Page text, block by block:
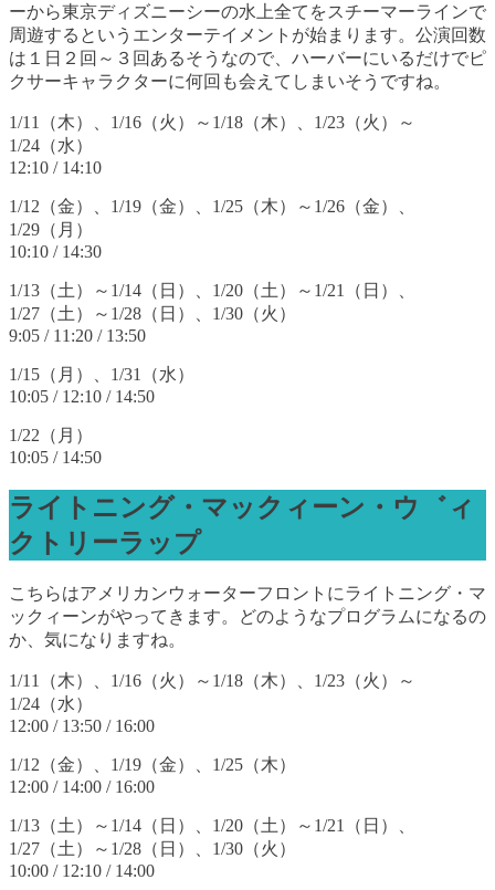
ーから東京ディズニーシーの水上全てをスチーマーラインで
周遊するというエンターテイメントが始まります。公演回数
は１日２回～３回あるそうなので、ハーバーにいるだけでピ
クサーキャラクターに何回も会えてしまいそうですね。
1/11（木）、1/16（火）～1/18（木）、1/23（火）～
1/24（水）
12:10 / 14:10
1/12（金）、1/19（金）、1/25（木）～1/26（金）、
1/29（月）
10:10 / 14:30
1/13（土）～1/14（日）、1/20（土）～1/21（日）、
1/27（土）～1/28（日）、1/30（火）
9:05 / 11:20 / 13:50
1/15（月）、1/31（水）
10:05 / 12:10 / 14:50
1/22（月）
10:05 / 14:50
ライトニング・マックィーン・ウ゛ィ
クトリーラップ
こちらはアメリカンウォーターフロントにライトニング・マ
ックィーンがやってきます。どのようなプログラムになるの
か、気になりますね。
1/11（木）、1/16（火）～1/18（木）、1/23（火）～
1/24（水）
12:00 / 13:50 / 16:00
1/12（金）、1/19（金）、1/25（木）
12:00 / 14:00 / 16:00
1/13（土）～1/14（日）、1/20（土）～1/21（日）、
1/27（土）～1/28（日）、1/30（火）
10:00 / 12:10 / 14:00